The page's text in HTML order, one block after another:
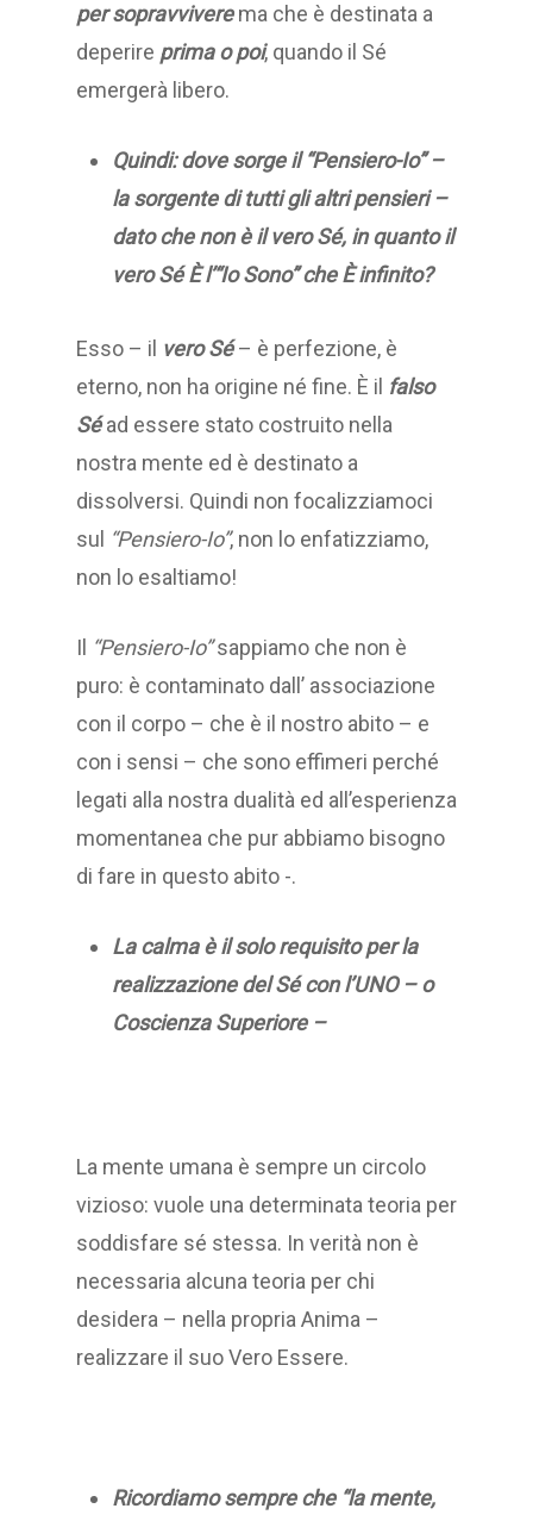
per sopravviverema che è destinata a
deperire prima o poi, quando il Sé
emergerà libero.
Quindi: dove sorge il “Pensiero-Io” –
la sorgente di tutti gli altri pensieri –
dato che non è il vero Sé, in quanto il
vero Sé È l’“Io Sono” che È infinito?
Esso – il vero Sé– è perfezione, è
eterno, non ha origine né fine. È il falso
Séad essere stato costruito nella
nostra mente ed è destinato a
dissolversi. Quindi non focalizziamoci
sul “Pensiero-Io”, non lo enfatizziamo,
non lo esaltiamo!
Il “Pensiero-Io”sappiamo che non è
puro: è contaminato dall’ associazione
con il corpo – che è il nostro abito – e
con i sensi – che sono effimeri perché
legati alla nostra dualità ed all’esperienza
momentanea che pur abbiamo bisogno
di fare in questo abito -.
La calma è il solo requisito per la
realizzazione del Sé con l’UNO – o
Coscienza Superiore –
La mente umana è sempre un circolo
vizioso: vuole una determinata teoria per
soddisfare sé stessa. In verità non è
necessaria alcuna teoria per chi
desidera – nella propria Anima –
realizzare il suo Vero Essere.
Ricordiamo sempre che “la mente,